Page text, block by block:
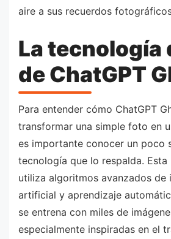
aire a sus recuerdos
La tecnología
de ChatGPT
Para entender cómo ChatGPT
transformar una simple foto en
es importante conocer un poco
tecnología que lo respalda. Esta
utiliza algoritmos avanzados de
artificial y aprendizaje
se entrena con miles de
especialmente inspiradas en el